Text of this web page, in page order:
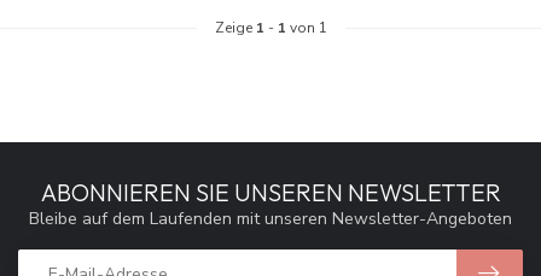
Zeige 1 - 1 von 1
ABONNIEREN SIE UNSEREN NEWSLETTER
Bleibe auf dem Laufenden mit unseren Newsletter-Angeboten